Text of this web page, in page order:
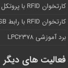
کارتخوان RFID با پروتکل WiFi
کارتخوان RFID با رابط USB
برد آموزشی LPC۲۳۷۸
فعالیت های دیگر